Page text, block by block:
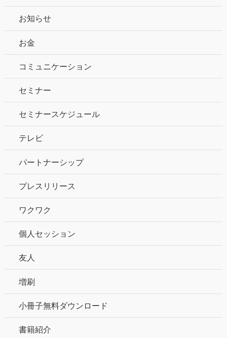
お知らせ
お金
コミュニケーション
セミナー
セミナースケジュール
テレビ
パートナーシップ
プレスリリース
ワクワク
個人セッション
友人
増刷
小冊子無料ダウンロード
書籍紹介